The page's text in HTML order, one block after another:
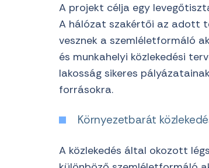
A projekt célja egy
A hálózat szakértői az adott
vesznek a szemléletformáló
és munkahelyi közlekedési
lakosság sikeres
forrásokra.
Környezetbarát
A közlekedés által okozott